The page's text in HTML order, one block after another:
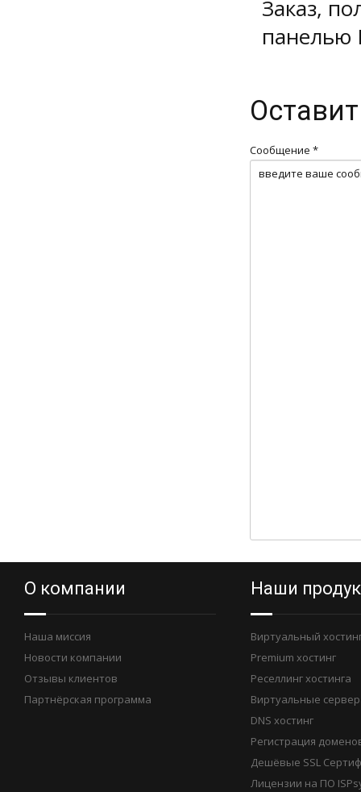
Заказ,
панелью
Сообщение *
О компании
Наша миссия
Новости компании
Отзывы клиентов
Партнёрская программа
Наши
Виртуальный
Premium хостинг
Реселлинг хостинга
Виртуальные
DNS хостинг
Регистрация
Дешёвые SSL
Лицензии на ПО